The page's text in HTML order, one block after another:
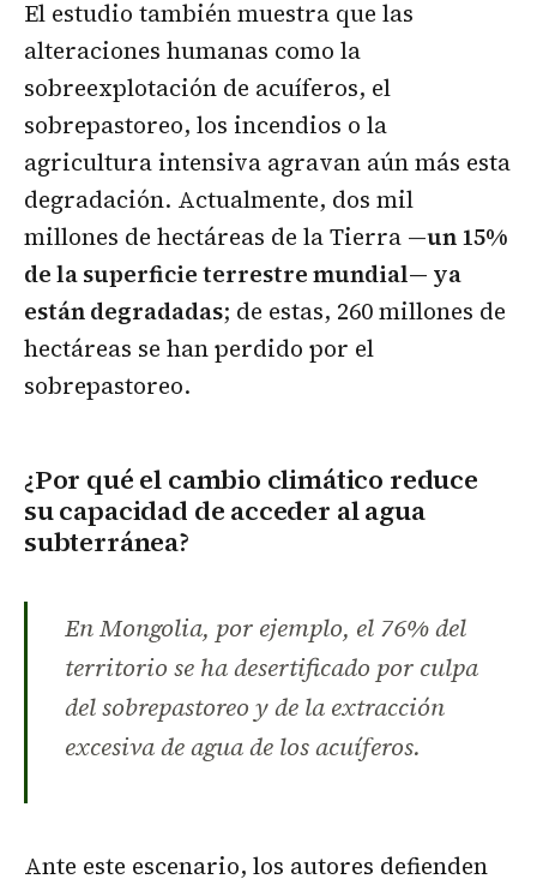
El estudio también muestra que las
alteraciones humanas como la
sobreexplotación de acuíferos, el
sobrepastoreo, los incendios o la
agricultura intensiva agravan aún más esta
degradación. Actualmente, dos mil
millones de hectáreas de la Tierra —un 15%
de la superficie terrestre mundial— ya
están degradadas; de estas, 260 millones de
hectáreas se han perdido por el
sobrepastoreo.
¿Por qué el cambio climático reduce
su capacidad de acceder al agua
subterránea?
En Mongolia, por ejemplo, el 76% del
territorio se ha desertificado por culpa
del sobrepastoreo y de la extracción
excesiva de agua de los acuíferos.
Ante este escenario, los autores defienden